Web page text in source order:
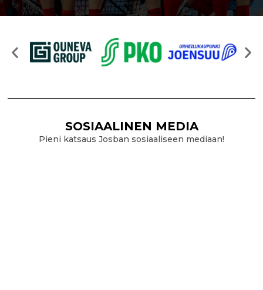
SOSIAALINEN MEDIA
Pieni katsaus Josban sosiaaliseen mediaan!